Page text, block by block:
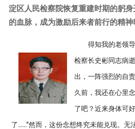
淀区人民检察院恢复重建时期的躬
的血脉，成为激励后来者前行的精神
得知我的老领导
检察长史彬同志病
出，一阵强烈的自
久前，我还在心里
了吧？近来身体可
了……”然而，这份念想终究未能兑现。无